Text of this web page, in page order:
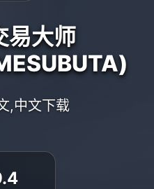
易大师
,中文下载